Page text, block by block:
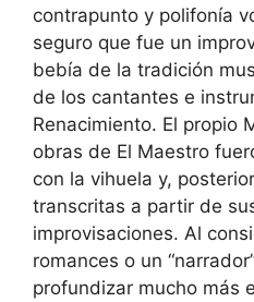
contrapunto y polifonía
seguro que fue un
bebía de la tradición
de los cantantes e
Renacimiento. El propio
obras de El Maestro
con la vihuela y,
transcritas a partir de
improvisaciones. Al
romances o un
profundizar mucho más